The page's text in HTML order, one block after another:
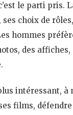
le parti pris.
choix de
hommes
des
intéressant, à
films,